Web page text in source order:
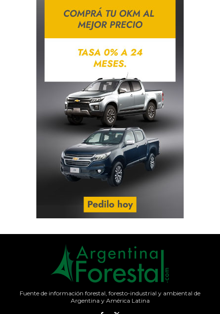
Fuente de información forestal, foresto-industrial y ambiental de
Argentina y América Latina